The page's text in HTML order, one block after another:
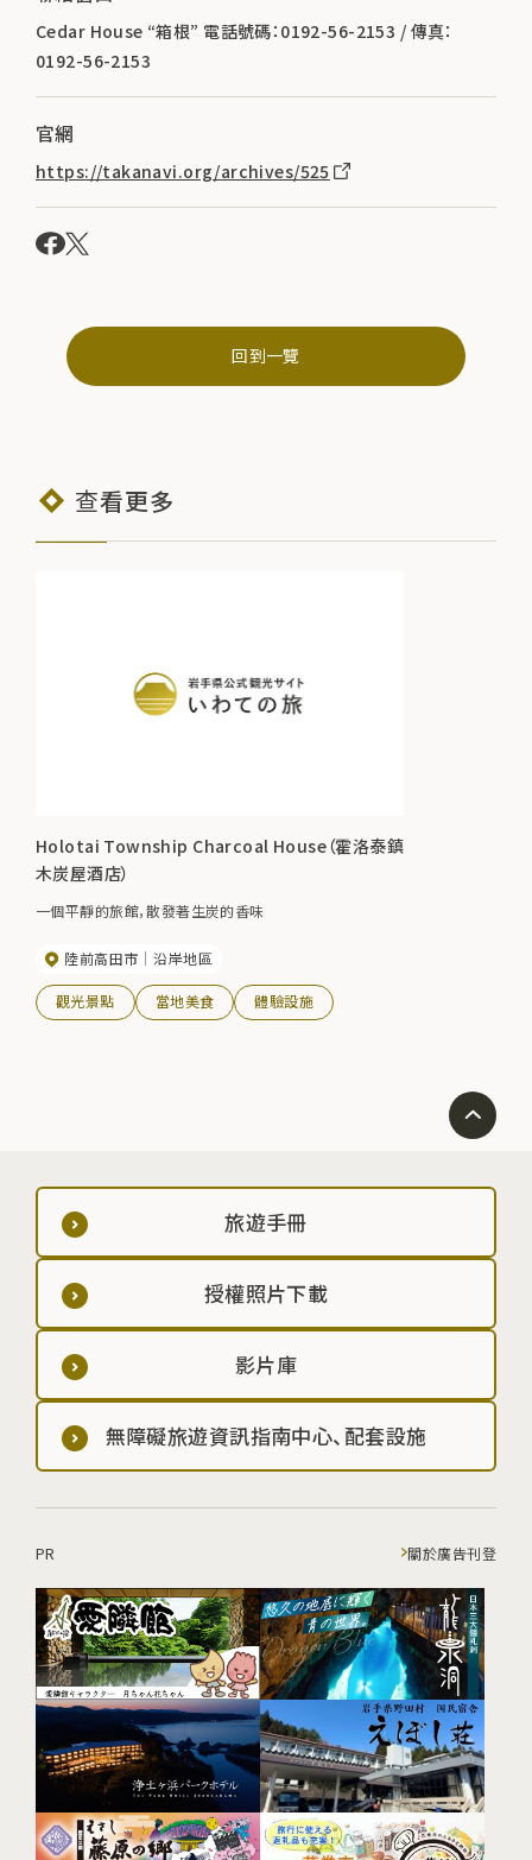
Cedar House “箱根” 電話號碼：0192-56-2153 / 傳真：
0192-56-2153
官網
https://takanavi.org/archives/525
回到一覽
查看更多
Holotai Township Charcoal House（霍洛泰鎮
木炭屋酒店）
一個平靜的旅館，散發著生炭的香味
陸前高田市 沿岸地區
觀光景點 當地美食 體驗設施
旅遊手冊
授權照片下載
影片庫
無障礙旅遊資訊指南中心、配套設施
PR 關於廣告刊登